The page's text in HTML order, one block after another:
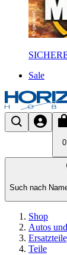
Sale
0
Such nach
Shop
Autos
Teile